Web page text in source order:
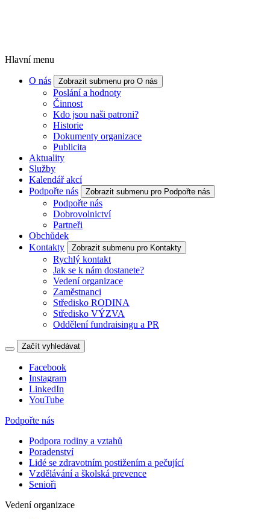
Hlavní menu
O nás Zobrazit submenu pro O nás
Poslání a hodnoty
Činnost
Kdo jsou naši patroni?
Historie
Dokumenty organizace
Publicita
Aktuality
Služby
Kalendář akcí
Podpořte nás
Zobrazit submenu pro Podpořte nás
Podpořte nás
Dobrovolnictví
Partneři
Obchůdek
Kontakty
Zobrazit submenu pro Kontakty
Rychlý kontakt
Jak se k nám dostanete?
Vedení organizace
Zaměstnanci
Středisko RODINA
Středisko VÝZVA
Oddělení fundraisingu a PR
Začít vyhledávat
Facebook
Instagram
LinkedIn
YouTube
Podpořte nás
Podpora rodiny a vztahů
Poradenství
Lidé se zdravotním postižením a pečující
Vzdělávání a školská prevence
Senioři
Vedení organizace